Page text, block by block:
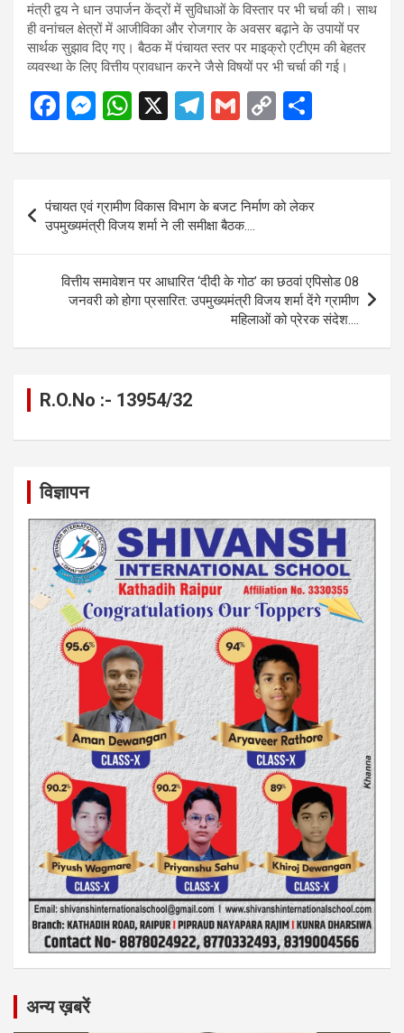
मंत्री द्वय ने धान उपार्जन केंद्रों में सुविधाओं के विस्तार पर भी चर्चा की। साथ
ही वनांचल क्षेत्रों में आजीविका और रोजगार के अवसर बढ़ाने के उपायों पर
सार्थक सुझाव दिए गए। बैठक में पंचायत स्तर पर माइक्रो एटीएम की बेहतर
व्यवस्था के लिए वित्तीय प्रावधान करने जैसे विषयों पर भी चर्चा की गई।
F
ce
o
o
k
M
se
g
er
W
at
s
A
p
p
X
T
e
a
m
G
ail
C
py
Li
n
k
ar
navigation
पंचायत एवं ग्रामीण विकास विभाग के बजट निर्माण को लेकर
उपमुख्यमंत्री विजय शर्मा ने ली समीक्षा बैठक….
वित्तीय समावेशन पर आधारित ‘दीदी के गोठ’ का छठवां एपिसोड 08
जनवरी को होगा प्रसारित: उपमुख्यमंत्री विजय शर्मा देंगे ग्रामीण
महिलाओं को प्रेरक संदेश….
R.O.No :- 13954/32
विज्ञापन
अन्य ख़बरें